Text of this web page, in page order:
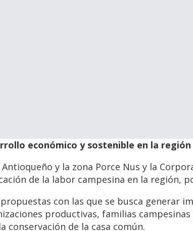
económico y sostenible en la región
y la zona Porce Nus y la
de la labor campesina en la región,
con las que se busca generar
productivas, familias
conservación de la casa común.